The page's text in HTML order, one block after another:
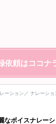
依頼はココナ